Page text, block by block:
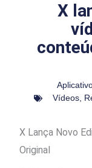
X
Vídeos,
X Lança Novo
Original